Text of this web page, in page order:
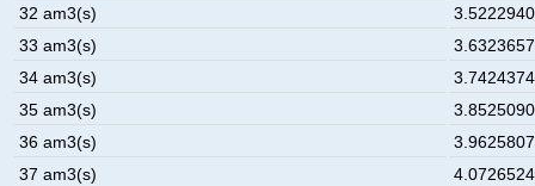
32 am3(s)
33 am3(s)
34 am3(s)
35 am3(s)
36 am3(s)
37 am3(s)